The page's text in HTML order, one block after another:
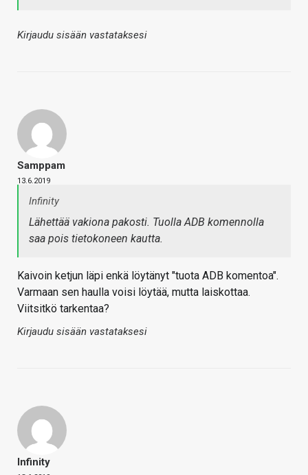
Kirjaudu sisään vastataksesi
Samppam
13.6.2019
Infinity
Lähettää vakiona pakosti. Tuolla ADB komennolla
saa pois tietokoneen kautta.
Kaivoin ketjun läpi enkä löytänyt "tuota ADB komentoa".
Varmaan sen haulla voisi löytää, mutta laiskottaa.
Viitsitkö tarkentaa?
Kirjaudu sisään vastataksesi
Infinity